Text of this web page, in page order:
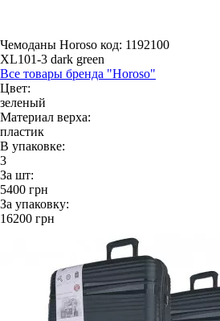
Чемоданы Horoso код: 1192100
XL101-3 dark green
Все товары бренда "Horoso"
Цвет:
зеленый
Материал верха:
пластик
В упаковке:
3
За шт:
5400 грн
За упаковку:
16200 грн